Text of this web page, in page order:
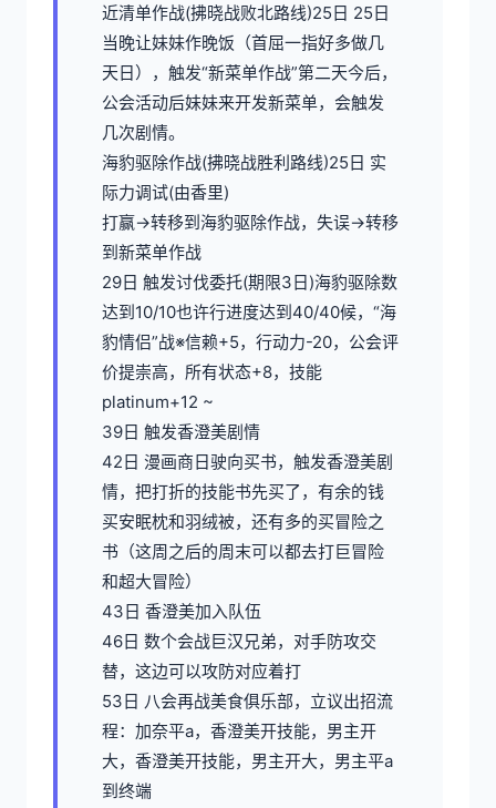
近清单作战(拂晓战败北路线)25日 25日
当晚让妹妹作晚饭（首屈一指好多做几
天日），触发“新菜单作战”第二天今后，
公会活动后妹妹来开发新菜单，会触发
几次剧情。
海豹驱除作战(拂晓战胜利路线)25日 实
际力调试(由香里)
打赢→转移到海豹驱除作战，失误→转移
到新菜单作战
29日 触发讨伐委托(期限3日)海豹驱除数
达到10/10也许行进度达到40/40候，“海
豹情侣”战※信赖+5，行动力-20，公会评
价提崇高，所有状态+8，技能
platinum+12 ~
39日 触发香澄美剧情
42日 漫画商日驶向买书，触发香澄美剧
情，把打折的技能书先买了，有余的钱
买安眠枕和羽绒被，还有多的买冒险之
书（这周之后的周末可以都去打巨冒险
和超大冒险）
43日 香澄美加入队伍
46日 数个会战巨汉兄弟，对手防攻交
替，这边可以攻防对应着打
53日 八会再战美食俱乐部，立议出招流
程：加奈平a，香澄美开技能，男主开
大，香澄美开技能，男主开大，男主平a
到终端